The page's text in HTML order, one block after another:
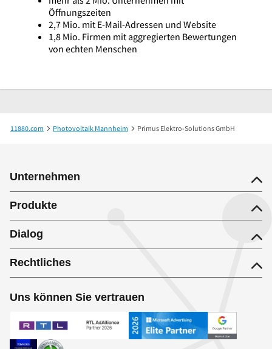
Öffnungszeiten
2,7 Mio. mit E-Mail-Adressen und Website
1,8 Mio. Firmen mit aggregierten Bewertungen
von echten Menschen
11880.com Photovoltaik Mannheim Primus Elektro-Solutions GmbH
Unternehmen
Produkte
Dialog
Rechtliches
Uns können Sie vertrauen